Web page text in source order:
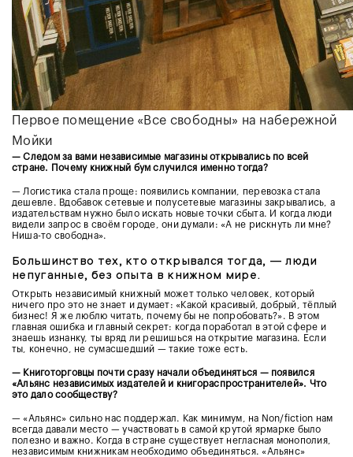
Первое помещение «Все свободны» на набережной
Мойки
— Следом за вами независимые магазины открывались по всей
стране. Почему книжный бум случился именно тогда?
— Логистика стала проще: появились компании, перевозка стала
дешевле. Вдобавок сетевые и полусетевые магазины закрывались, а
издательствам нужно было искать новые точки сбыта. И когда люди
видели запрос в своём городе, они думали: «А не рискнуть ли мне?
Ниша-то свободна».
Большинство тех, кто открывался тогда, — люди
непуганные, без опыта в книжном мире.
Открыть независимый книжный может только человек, который
ничего про это не знает и думает: «Какой красивый, добрый, тёплый
бизнес! Я же люблю читать, почему бы не попробовать?». В этом
главная ошибка и главный секрет: когда поработал в этой сфере и
знаешь изнанку, ты вряд ли решишься на открытие магазина. Если
ты, конечно, не сумасшедший — такие тоже есть.
— Книготорговцы почти сразу начали объединяться — появился
«Альянс независимых издателей и книгораспространителей». Что
это дало сообществу?
— «Альянс» сильно нас поддержал. Как минимум, на Non/fiction нам
всегда давали место — участвовать в самой крутой ярмарке было
полезно и важно. Когда в стране существует негласная монополия,
независимым книжникам необходимо объединяться. «Альянс»